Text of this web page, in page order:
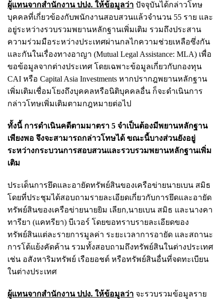
ผู้แทนจากสำนักงาน ปปง. ให้ข้อมูลว่า ปัจจุบันได้กล่าวโทษ
บุคคลที่เกี่ยวข้องกับพนักงานสอบสวนแล้วจำนวน 55 ราย และ
อยู่ระหว่างรวบรวมพยานหลักฐานเพิ่มเติม รวมถึงประสาน
ความร่วมมือระหว่างประเทศผ่านกลไกความช่วยเหลือซึ่งกัน
และกันในเรื่องทางอาญา (Mutual Legal Assistance: MLA) เพื่อ
ขอข้อมูลจากต่างประเทศ โดยเฉพาะข้อมูลเกี่ยวกับกองทุน
CAI หรือ Capital Asia Investments หากปรากฎพยานหลักฐาน
เพิ่มเติมเชื่อมโยงถึงบุคคลหรือนิติบุคคลอื่น ก็จะดำเนินการ
กล่าวโทษเพิ่มเติมตามกฎหมายต่อไป
ทั้งนี้ การดำเนินคดีตามมาตรา 5 จำเป็นต้องมีพยานหลักฐาน
เพียงพอ จึงจะสามารถกล่าวโทษได้ ขณะนี้บางส่วนยังอยู่
ระหว่างกระบวนการสอบสวนและรวบรวมพยานหลักฐานเพิ่ม
เติม
ประเด็นการยึดและอายัดทรัพย์สินของเครือข่ายนายเบน สมิธ
โดยที่ประชุมได้สอบถามรายละเอียดเกี่ยวกับการยึดและอายัด
ทรัพย์สินของเครือข่ายนายยิม เลียก,นายเบน สมิธ และนางคา
ทารียา (แคทรียา) บีเวอร์ โดยขอทราบรายละเอียดของ
ทรัพย์สินแต่ละรายการมูลค่า ระยะเวลาการอายัด และสถานะ
การโต้แย้งคัดค้าน รวมทั้งสอบถามถึงทรัพย์สินในต่างประเทศ
เช่น อสังหาริมทรัพย์ เรือยอชต์ หรือทรัพย์สินอื่นที่จดทะเบียน
ในต่างประเทศ
ผู้แทนจากสำนักงาน ปปง. ให้ข้อมูลว่า จะรวบรวมข้อมูลราย